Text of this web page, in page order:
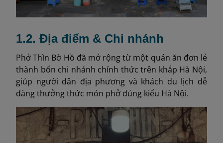
1.2. Địa điểm & Chi nhánh
Phở Thìn Bờ Hồ đã mở rộng từ một quán ăn đơn lẻ
thành bốn chi nhánh chính thức trên khắp Hà Nội,
giúp người dân địa phương và khách du lịch dễ
dàng thưởng thức món phở đúng kiểu Hà Nội.